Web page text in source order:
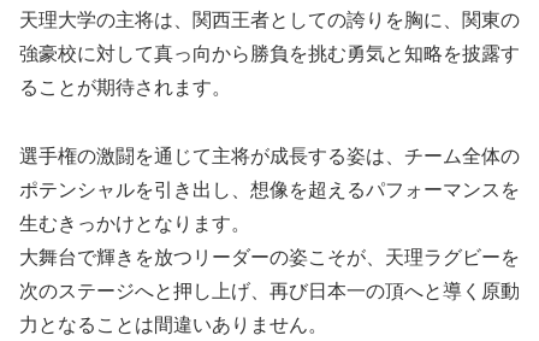
天理大学の主将は、関西王者としての誇りを胸に、関東の
強豪校に対して真っ向から勝負を挑む勇気と知略を披露す
ることが期待されます。
選手権の激闘を通じて主将が成長する姿は、チーム全体の
ポテンシャルを引き出し、想像を超えるパフォーマンスを
生むきっかけとなります。
大舞台で輝きを放つリーダーの姿こそが、天理ラグビーを
次のステージへと押し上げ、再び日本一の頂へと導く原動
力となることは間違いありません。